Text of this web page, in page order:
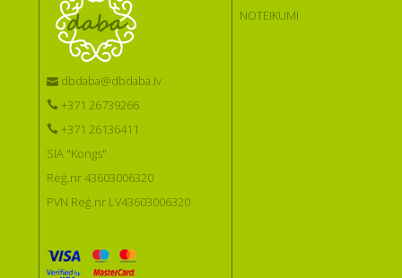
dbdaba@dbdaba.lv
+371 26739266
+371 26136411
SIA "Kongs"
Reģ.nr 43603006320
PVN Reģ.nr LV43603006320
NOTEIKUMI